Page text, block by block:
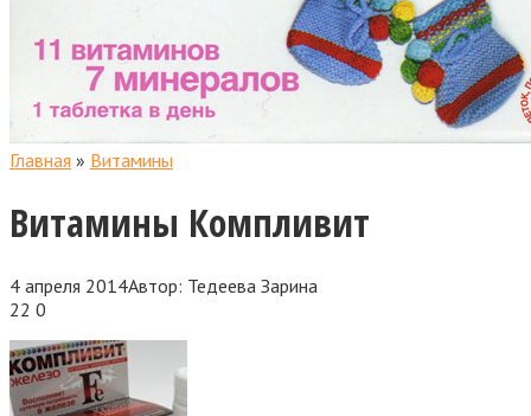
Главная » Витамины
Витамины Компливит
4 апреля 2014Автор: Тедеева Зарина
22 0